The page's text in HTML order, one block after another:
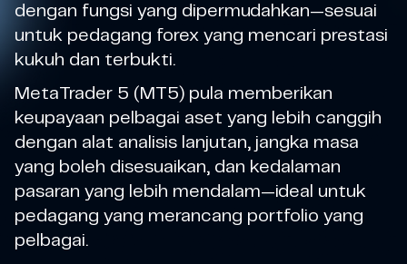
dengan fungsi yang dipermudahkan—sesuai
untuk pedagang forex yang mencari prestasi
kukuh dan terbukti.
MetaTrader 5 (MT5) pula memberikan
keupayaan pelbagai aset yang lebih canggih
dengan alat analisis lanjutan, jangka masa
yang boleh disesuaikan, dan kedalaman
pasaran yang lebih mendalam—ideal untuk
pedagang yang merancang portfolio yang
pelbagai.